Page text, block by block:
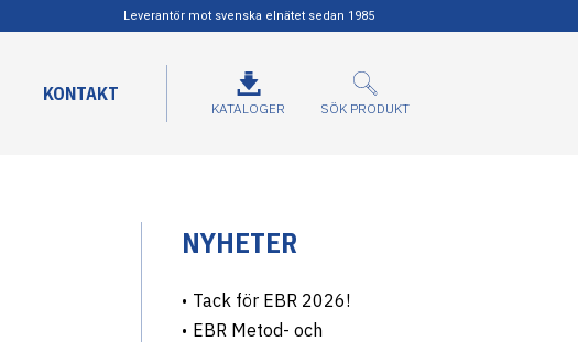
Leverantör mot svenska elnätet sedan 1985
KONTAKT
KATALOGER SÖK PRODUKT
NYHETER
Tack för EBR 2026!
EBR Metod- och